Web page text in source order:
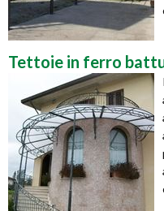
Tettoie in ferro